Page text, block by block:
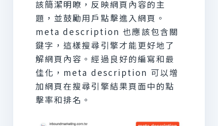
該簡潔明瞭，反映網頁內容的主
題，並鼓勵用戶點擊進入網頁。
meta description 也應該包含關
鍵字，這樣搜尋引擎才能更好地了
解網頁內容。經過良好的編寫和最
佳化，meta description 可以增
加網頁在搜尋引擎結果頁面中的點
擊率和排名。